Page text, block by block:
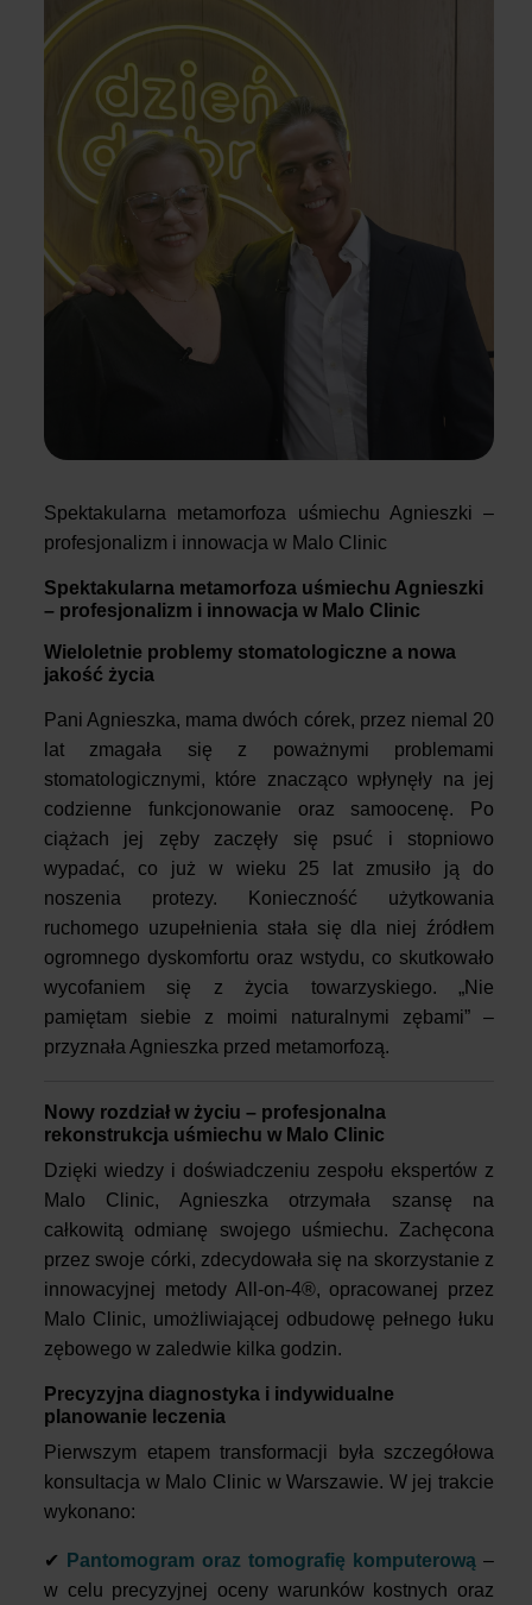
Spektakularna metamorfoza uśmiechu Agnieszki –
profesjonalizm i innowacja w Malo Clinic
Spektakularna metamorfoza uśmiechu Agnieszki
– profesjonalizm i innowacja w Malo Clinic
Wieloletnie problemy stomatologiczne a nowa
jakość życia
Pani Agnieszka, mama dwóch córek, przez niemal 20
lat zmagała się z poważnymi problemami
stomatologicznymi, które znacząco wpłynęły na jej
codzienne funkcjonowanie oraz samoocenę. Po
ciążach jej zęby zaczęły się psuć i stopniowo
wypadać, co już w wieku 25 lat zmusiło ją do
noszenia protezy. Konieczność użytkowania
ruchomego uzupełnienia stała się dla niej źródłem
ogromnego dyskomfortu oraz wstydu, co skutkowało
wycofaniem się z życia towarzyskiego. „Nie
pamiętam siebie z moimi naturalnymi zębami” –
przyznała Agnieszka przed metamorfozą.
Nowy rozdział w życiu – profesjonalna
rekonstrukcja uśmiechu w Malo Clinic
Dzięki wiedzy i doświadczeniu zespołu ekspertów z
Malo Clinic, Agnieszka otrzymała szansę na
całkowitą odmianę swojego uśmiechu. Zachęcona
przez swoje córki, zdecydowała się na skorzystanie z
innowacyjnej metody All-on-4®, opracowanej przez
Malo Clinic, umożliwiającej odbudowę pełnego łuku
zębowego w zaledwie kilka godzin.
Precyzyjna diagnostyka i indywidualne
planowanie leczenia
Pierwszym etapem transformacji była szczegółowa
konsultacja w Malo Clinic w Warszawie. W jej trakcie
wykonano:
✔ Pantomogram oraz tomografię komputerową –
w celu precyzyjnej oceny warunków kostnych oraz